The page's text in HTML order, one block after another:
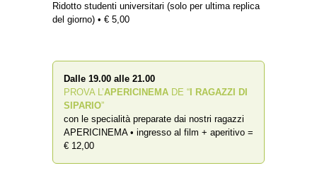
Ridotto studenti universitari (solo per ultima replica
del giorno) • € 5,00
Dalle 19.00 alle 21.00
PROVA L’APERICINEMA DE “ I RAGAZZI DI
SIPARIO”
con le specialità preparate dai nostri ragazzi
APERICINEMA • ingresso al film + aperitivo =
€ 12,00